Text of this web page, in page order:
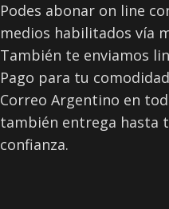
Podes abonar on line
medios habilitados vía
También te enviamos
Pago para tu
Correo Argentino en
también entrega hasta
confianza.